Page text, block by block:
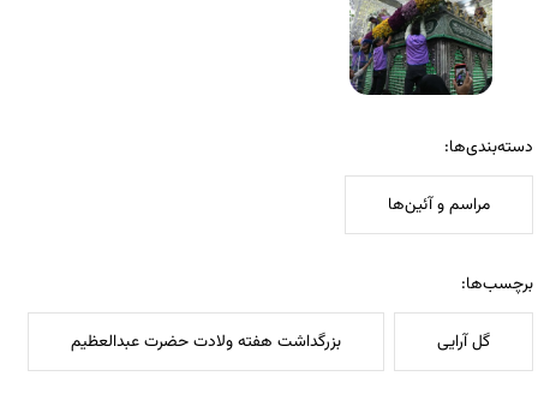
دسته‌بندی‌ها:
مراسم و آئین‌ها
برچسب‌ها:
گل آرایی بزرگداشت هفته ولادت حضرت عبدالعظیم